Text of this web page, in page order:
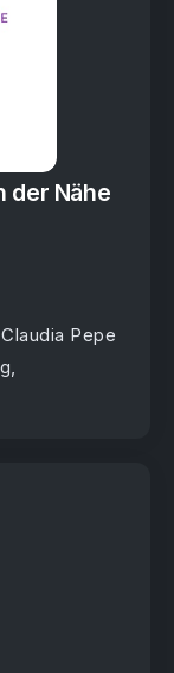
der Nähe
Pepe